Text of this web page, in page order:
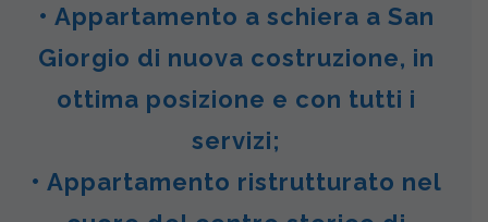
• Appartamento a schiera a San
Giorgio di nuova costruzione, in
ottima posizione e con tutti i
servizi;
• Appartamento ristrutturato nel